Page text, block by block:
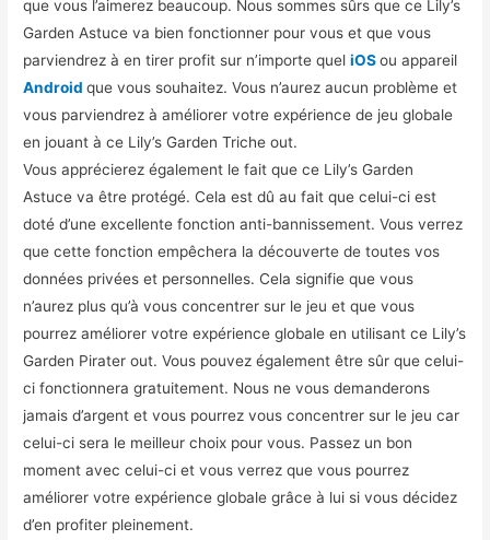
que vous l’aimerez beaucoup. Nous sommes sûrs que ce Lily’s
Garden Astuce va bien fonctionner pour vous et que vous
parviendrez à en tirer profit sur n’importe queliOSou appareil
Android que vous souhaitez. Vous n’aurez aucun problème et
vous parviendrez à améliorer votre expérience de jeu globale
en jouant à ce Lily’s Garden Triche out.
Vous apprécierez également le fait que ce Lily’s Garden
Astuce va être protégé. Cela est dû au fait que celui-ci est
doté d’une excellente fonction anti-bannissement. Vous verrez
que cette fonction empêchera la découverte de toutes vos
données privées et personnelles. Cela signifie que vous
n’aurez plus qu’à vous concentrer sur le jeu et que vous
pourrez améliorer votre expérience globale en utilisant ce Lily’s
Garden Pirater out. Vous pouvez également être sûr que celui-
ci fonctionnera gratuitement. Nous ne vous demanderons
jamais d’argent et vous pourrez vous concentrer sur le jeu car
celui-ci sera le meilleur choix pour vous. Passez un bon
moment avec celui-ci et vous verrez que vous pourrez
améliorer votre expérience globale grâce à lui si vous décidez
d’en profiter pleinement.